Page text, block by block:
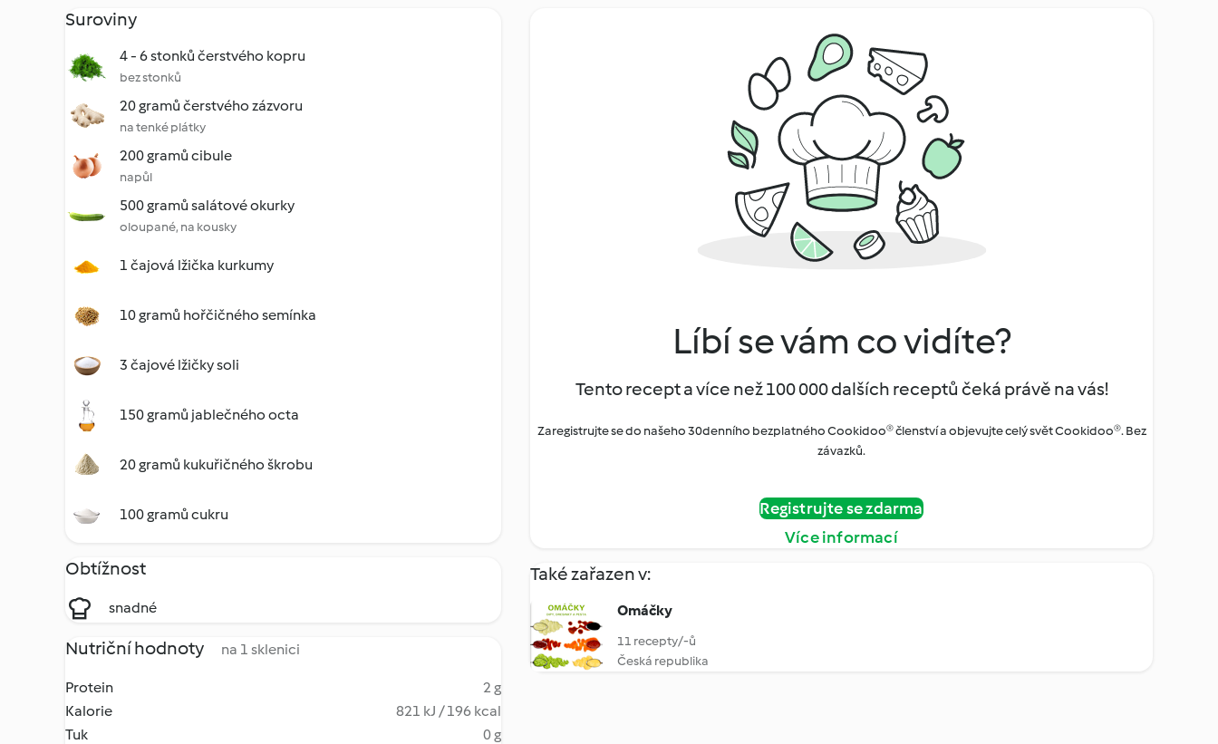
Suroviny
4 - 6 stonků čerstvého kopru
bez stonků
20 gramů čerstvého zázvoru
na tenké plátky
200 gramů cibule
napůl
500 gramů salátové okurky
oloupané, na kousky
1 čajová lžička kurkumy
10 gramů hořčičného semínka
3 čajové lžičky soli
150 gramů jablečného octa
20 gramů kukuřičného škrobu
100 gramů cukru
Obtížnost
snadné
Nutriční hodnoty na 1 sklenici
Protein
2 g
Kalorie
821 kJ / 196 kcal
Tuk
0 g
Líbí se vám co vidíte?
Tento recept a více než 100 000 dalších receptů čeká právě na vás!
Zaregistrujte se do našeho 30denního bezplatného Cookidoo® členství a objevujte celý svět Cookidoo®. Bez
závazků.
Registrujte se zdarma
Více informací
Také zařazen v:
Omáčky
11 recepty/-ů
Česká republika